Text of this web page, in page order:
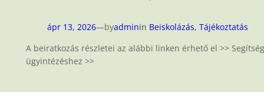
ápr 13, 2026—byadminin Beiskolázás, Tájékoztatás
A beiratkozás részletei az alábbi linken érhető el >> Segítség
ügyintézéshez >>